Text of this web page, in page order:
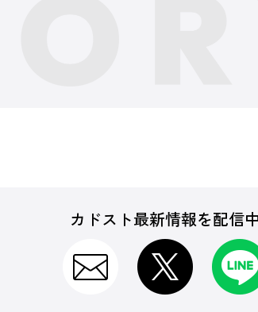
カドスト最新情報を配信